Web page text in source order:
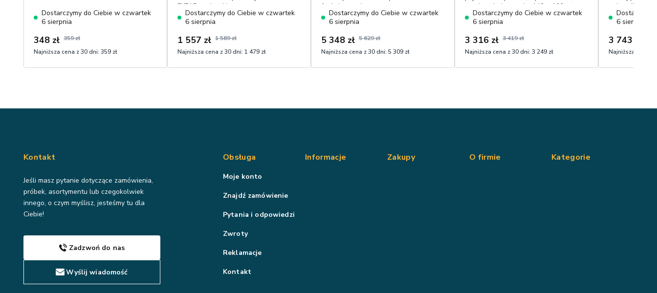
Dostarczymy do Ciebie w czwartek
6 sierpnia
348 zł 359 zł
Najniższa cena z 30 dni: 359 zł
ELTAP, poduszki
dekoracyjne,powierzchnia
spania:111x196 cm, velvet
Dostarczymy do Ciebie w czwartek
6 sierpnia
1 557 zł 1 589 zł
Najniższa cena z 30 dni: 1 479 zł
funkcją spania
Dostarczymy do Ciebie w czwartek
6 sierpnia
5 348 zł 5 629 zł
Najniższa cena z 30 dni: 5 309 zł
powierzchnia spania: 142 × 190 cm,
welur eco friendly
Dostarczymy do Ciebie w czwartek
6 sierpnia
3 316 zł 3 419 zł
Najniższa cena z 30 dni: 3 249 zł
pojemnik,
regulowane
delfin, welur
6 sierpnia
3 743 zł
Najniższa cena z
Kontakt
Jeśli masz pytanie dotyczące zamówienia,
próbek, asortymentu lub czegokolwiek
innego, o czym myślisz, jesteśmy tu dla
Ciebie!
Zadzwoń do nas
Wyślij wiadomość
Obsługa
Moje konto
Znajdź zamówienie
Pytania i odpowiedzi
Zwroty
Reklamacje
Kontakt
Informacje Zakupy O firmie Kategorie